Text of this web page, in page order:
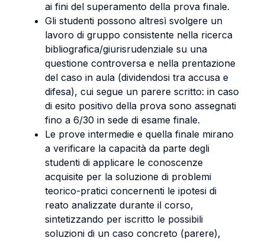
ai fini del superamento della prova finale.
Gli studenti possono altresì svolgere un
lavoro di gruppo consistente nella ricerca
bibliografica/giurisrudenziale su una
questione controversa e nella prentazione
del caso in aula (dividendosi tra accusa e
difesa), cui segue un parere scritto: in caso
di esito positivo della prova sono assegnati
fino a 6/30 in sede di esame finale.
Le prove intermedie e quella finale mirano
a verificare la capacità da parte degli
studenti di applicare le conoscenze
acquisite per la soluzione di problemi
teorico-pratici concernenti le ipotesi di
reato analizzate durante il corso,
sintetizzando per iscritto le possibili
soluzioni di un caso concreto (parere),